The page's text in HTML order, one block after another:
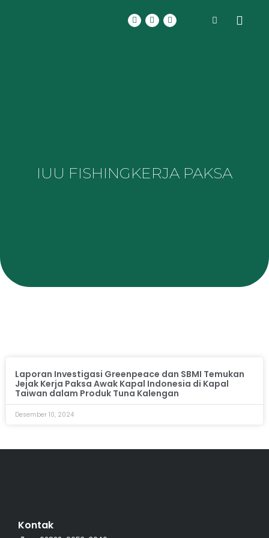
IUU FISHING KERJA PAKSA
Laporan Investigasi Greenpeace dan SBMI Temukan
Jejak Kerja Paksa Awak Kapal Indonesia di Kapal
Taiwan dalam Produk Tuna Kalengan
Desember 10, 2024
Kontak